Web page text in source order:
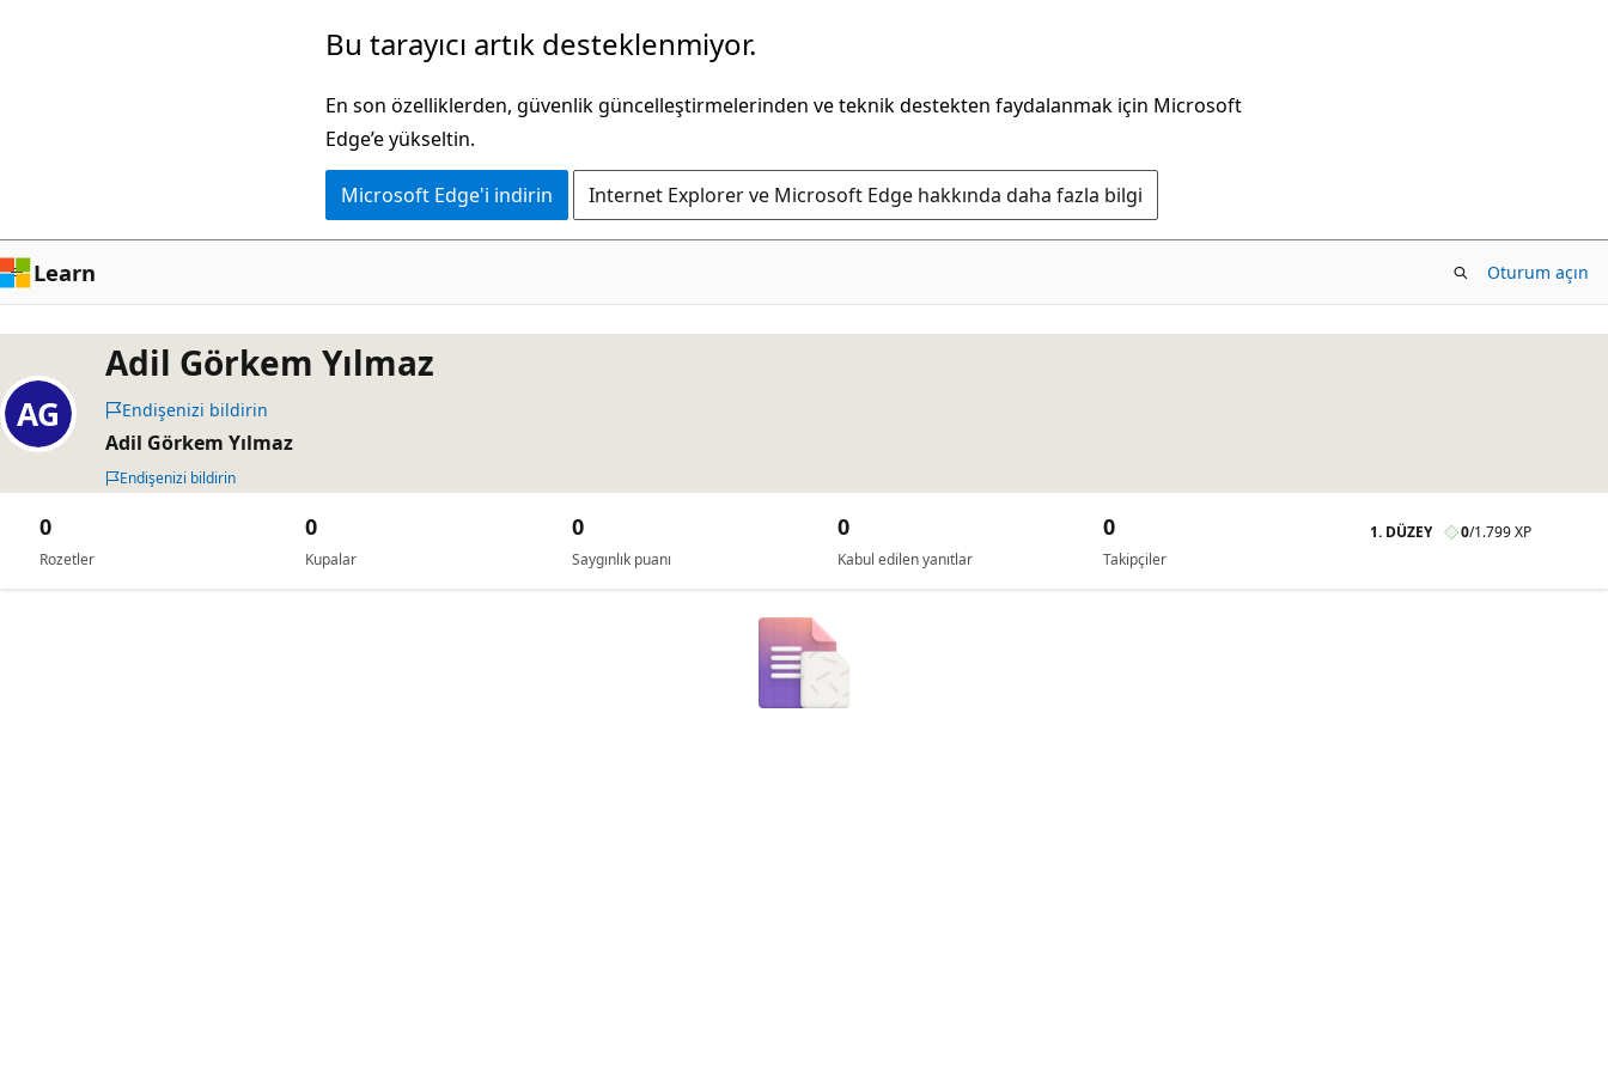
Bu tarayıcı artık desteklenmiyor.
En son özelliklerden, güvenlik güncelleştirmelerinden ve teknik destekten faydalanmak için Microsoft
Edge’e yükseltin.
Microsoft Edge'i indirin Internet Explorer ve Microsoft Edge hakkında daha fazla bilgi
Learn Oturum açın
Adil Görkem Yılmaz
Endişenizi bildirin
Adil Görkem Yılmaz
Endişenizi bildirin
Rozetler
0
Kupalar
0
Saygınlık puanı
0
Kabul edilen yanıtlar
0
Takipçiler
0 1. DÜZEY 0/1.799 XP